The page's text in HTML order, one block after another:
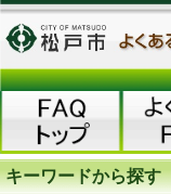
キーワードから探す